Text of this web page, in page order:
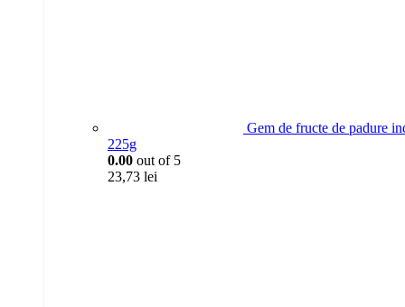
Gem de fructe de padure
225g
0.00 out of 5
23,73 lei